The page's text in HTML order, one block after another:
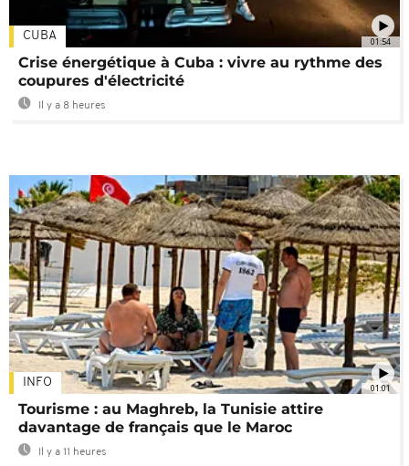
01:54
CUBA
Crise énergétique à Cuba : vivre au rythme des
coupures d'électricité
Il y a 8 heures
01:01
INFO
Tourisme : au Maghreb, la Tunisie attire
davantage de français que le Maroc
Il y a 11 heures